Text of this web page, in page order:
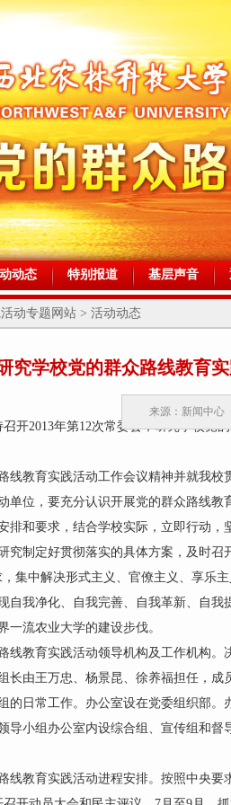
动态 特别报道 基层声音
动专题网站 > 活动动态
究学校党的群众路线教育
来源：新闻中
2013年第12次常委会，研究学校党
教育实践活动工作会议精神并就我校
单位，要充分认识开展党的群众路线教
排和要求，结合学校实际，立即行动，
究制定好贯彻落实的具体方案，及时召
集中解决形式主义、官僚主义、享乐
自我净化、自我完善、自我革新、自我
一流农业大学的建设步伐。
教育实践活动领导机构及工作机构。
长由王万忠、杨景昆、徐养福担任，成
的日常工作。办公室设在党委组织部。
导小组办公室内设综合组、宣传组和督
教育实践活动进程安排。按照中央要